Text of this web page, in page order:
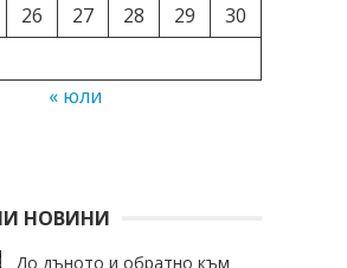
26 27 28 29
30
« юли
НОВИНИ
До дъното и обратно към